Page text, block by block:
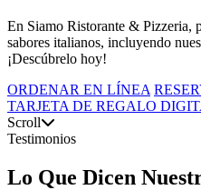
En Siamo Ristorante & Pizzeria,
sabores italianos, incluyendo
¡Descúbrelo hoy!
ORDENAR EN LÍNEA
TARJETA DE REGALO
Scroll
Testimonios
Lo Que Dicen